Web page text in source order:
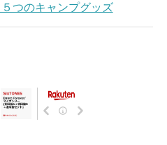
つのキャンプグッズ